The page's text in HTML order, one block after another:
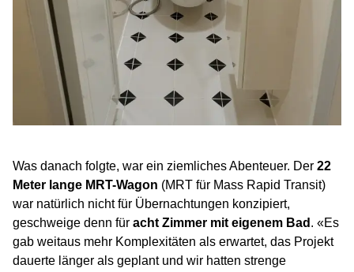
Was danach folgte, war ein ziemliches Abenteuer. Der 22
Meter lange MRT-Wagon (MRT für Mass Rapid Transit)
war natürlich nicht für Übernachtungen konzipiert,
geschweige denn für acht Zimmer mit eigenem Bad . «Es
gab weitaus mehr Komplexitäten als erwartet, das Projekt
dauerte länger als geplant und wir hatten strenge